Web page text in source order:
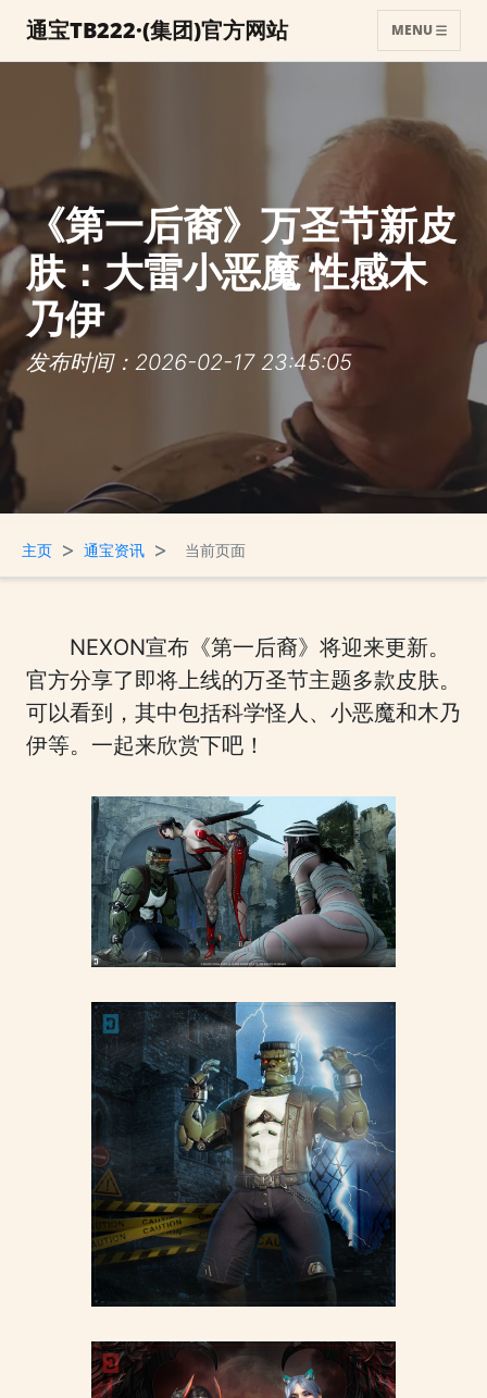
通宝TB222·(集团)官方网站 MENU
《第一后裔》万圣节新皮
肤：大雷小恶魔 性感木
乃伊
发布时间：2026-02-17 23:45:05
主页 > 通宝资讯 > 当前页面
NEXON宣布《第一后裔》将迎来更新。
官方分享了即将上线的万圣节主题多款皮肤。
可以看到，其中包括科学怪人、小恶魔和木乃
伊等。一起来欣赏下吧！